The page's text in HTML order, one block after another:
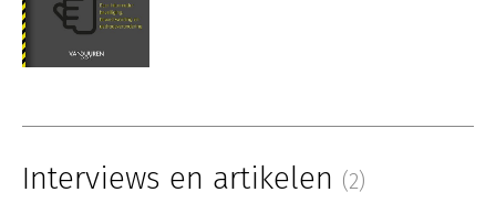
Interviews en artikelen (2)